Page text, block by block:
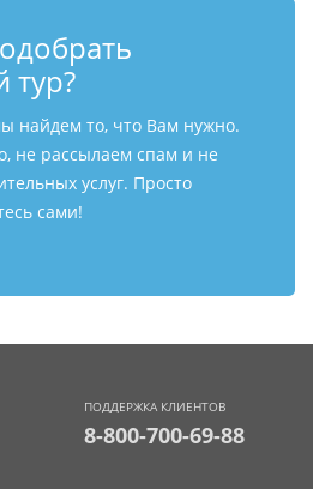
тур?
найдем то, что Вам нужно.
не рассылаем спам и не
услуг. Просто
сами!
ПОДДЕРЖКА КЛИЕНТОВ
8-800-700-69-88